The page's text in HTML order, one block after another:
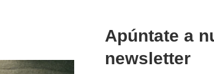
Apúntate a
newsletter